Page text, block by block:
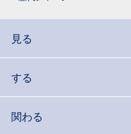
見る
する
関わる